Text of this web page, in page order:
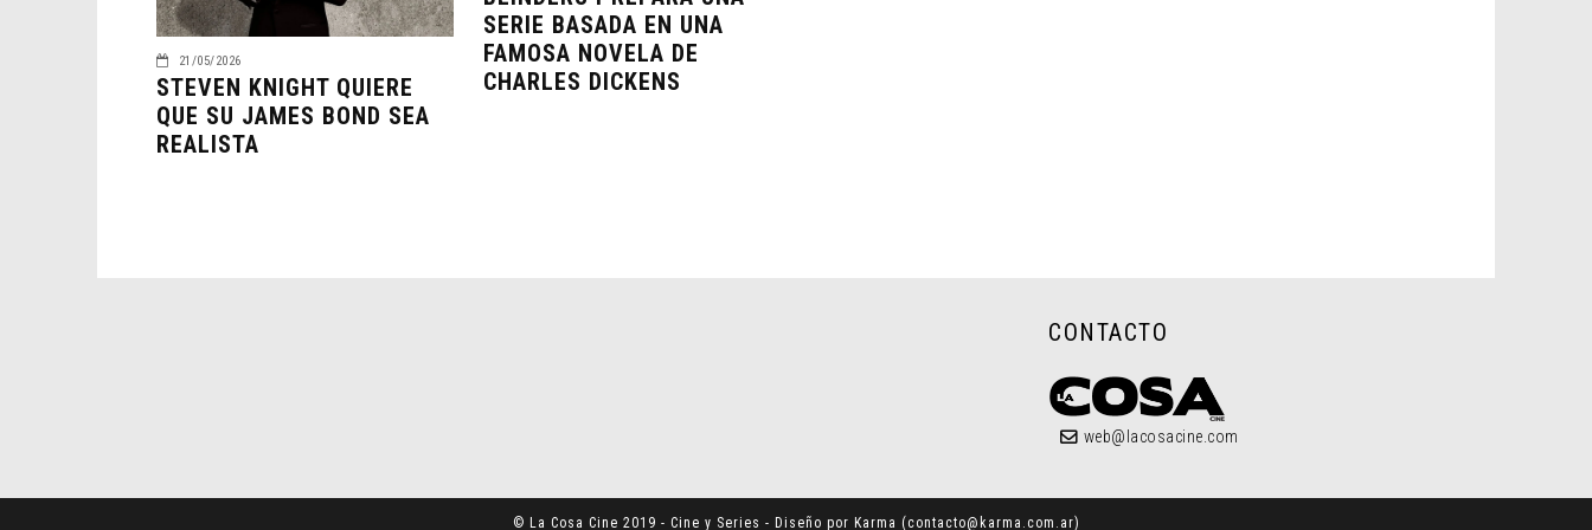
21/05/2026
STEVEN KNIGHT QUIERE
QUE SU JAMES BOND SEA
REALISTA
SERIE BASADA EN UNA
FAMOSA NOVELA DE
CHARLES DICKENS
CONTACTO
web@lacosacine.com
© La Cosa Cine 2019 - Cine y Series - Diseño por Karma (contacto@karma.com.ar)